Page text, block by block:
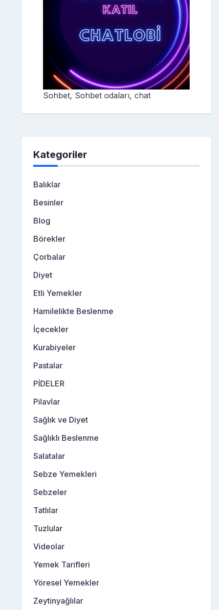
Sohbet, Sohbet odaları, chat
Kategoriler
Balıklar
Besinler
Blog
Börekler
Çorbalar
Diyet
Etli Yemekler
Hamilelikte Beslenme
İçecekler
Kurabiyeler
Pastalar
PİDELER
Pilavlar
Sağlık ve Diyet
Sağlıklı Beslenme
Salatalar
Sebze Yemekleri
Sebzeler
Tatlılar
Tuzlular
Videolar
Yemek Tarifleri
Yöresel Yemekler
Zeytinyağlılar